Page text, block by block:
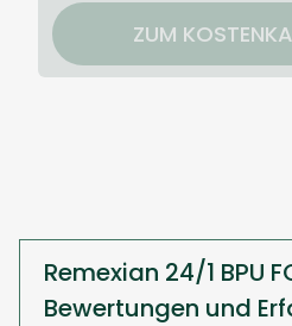
ZUM
Remexian 24/1 BPU
Bewertungen und